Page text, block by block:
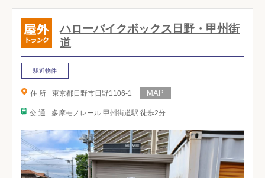
ハローバイクボックス日野・甲州街
道
駅近物件
住 所 東京都日野市日野1106-1
交 通 多摩モノレール 甲州街道駅 徒歩2分